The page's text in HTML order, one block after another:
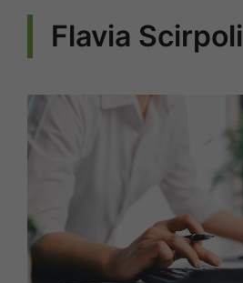
Flavia Scirpoli